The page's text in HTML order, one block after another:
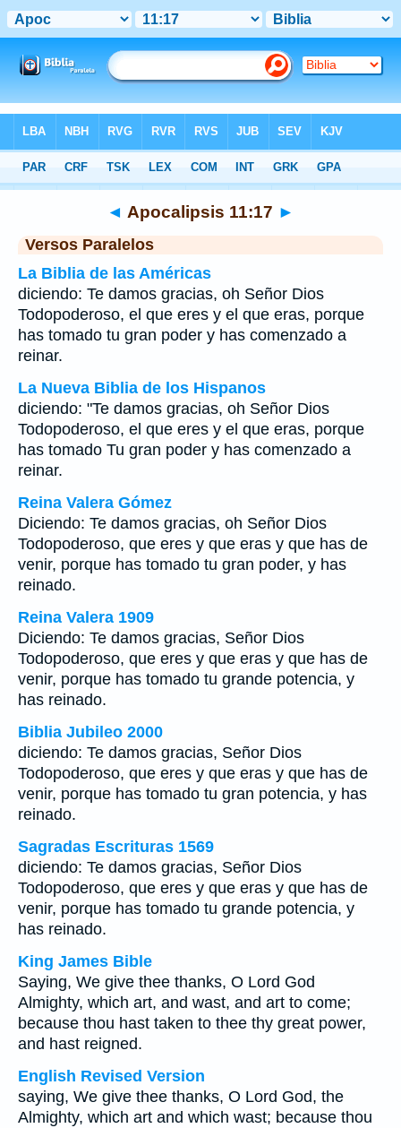
>Apocalipsis >Capítulo 11 > Verso 17
◄ Apocalipsis 11:17 ►
Versos Paralelos
La Biblia de las Américas
diciendo: Te damos gracias, oh Señor Dios
Todopoderoso, el que eres y el que eras, porque
has tomado tu gran poder y has comenzado a
reinar.
La Nueva Biblia de los Hispanos
diciendo: "Te damos gracias, oh Señor Dios
Todopoderoso, el que eres y el que eras, porque
has tomado Tu gran poder y has comenzado a
reinar.
Reina Valera Gómez
Diciendo: Te damos gracias, oh Señor Dios
Todopoderoso, que eres y que eras y que has de
venir, porque has tomado tu gran poder, y has
reinado.
Reina Valera 1909
Diciendo: Te damos gracias, Señor Dios
Todopoderoso, que eres y que eras y que has de
venir, porque has tomado tu grande potencia, y
has reinado.
Biblia Jubileo 2000
diciendo: Te damos gracias, Señor Dios
Todopoderoso, que eres y que eras y que has de
venir, porque has tomado tu gran potencia, y has
reinado.
Sagradas Escrituras 1569
diciendo: Te damos gracias, Señor Dios
Todopoderoso, que eres y que eras y que has de
venir, porque has tomado tu grande potencia, y
has reinado.
King James Bible
Saying, We give thee thanks, O Lord God
Almighty, which art, and wast, and art to come;
because thou hast taken to thee thy great power,
and hast reigned.
English Revised Version
saying, We give thee thanks, O Lord God, the
Almighty, which art and which wast; because thou